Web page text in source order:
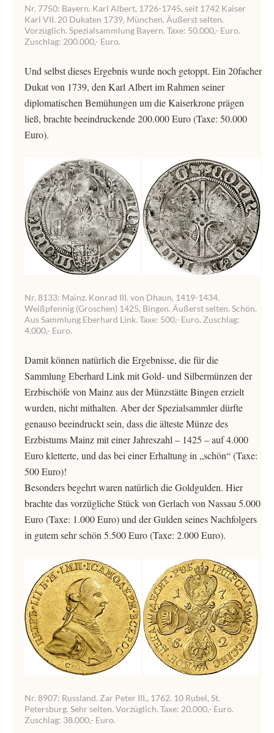
Nr. 7750: Bayern. Karl Albert, 1726-1745, seit 1742 Kaiser
Karl VII. 20 Dukaten 1739, München. Äußerst selten.
Vorzüglich. Spezialsammlung Bayern. Taxe: 50.000,- Euro.
Zuschlag: 200.000,- Euro.
Und selbst dieses Ergebnis wurde noch getoppt. Ein 20facher
Dukat von 1739, den Karl Albert im Rahmen seiner
diplomatischen Bemühungen um die Kaiserkrone prägen
ließ, brachte beeindruckende 200.000 Euro (Taxe: 50.000
Euro).
Nr. 8133: Mainz. Konrad III. von Dhaun, 1419-1434.
Weißpfennig (Groschen) 1425, Bingen. Äußerst selten. Schön.
Aus Sammlung Eberhard Link. Taxe: 500,- Euro. Zuschlag:
4.000,- Euro.
Damit können natürlich die Ergebnisse, die für die
Sammlung Eberhard Link mit Gold- und Silbermünzen der
Erzbischöfe von Mainz aus der Münzstätte Bingen erzielt
wurden, nicht mithalten. Aber der Spezialsammler dürfte
genauso beeindruckt sein, dass die älteste Münze des
Erzbistums Mainz mit einer Jahreszahl – 1425 – auf 4.000
Euro kletterte, und das bei einer Erhaltung in „schön“ (Taxe:
500 Euro)!
Besonders begehrt waren natürlich die Goldgulden. Hier
brachte das vorzügliche Stück von Gerlach von Nassau 5.000
Euro (Taxe: 1.000 Euro) und der Gulden seines Nachfolgers
in gutem sehr schön 5.500 Euro (Taxe: 2.000 Euro).
Nr. 8907: Russland. Zar Peter III., 1762. 10 Rubel, St.
Petersburg. Sehr selten. Vorzüglich. Taxe: 20.000,- Euro.
Zuschlag: 38.000,- Euro.